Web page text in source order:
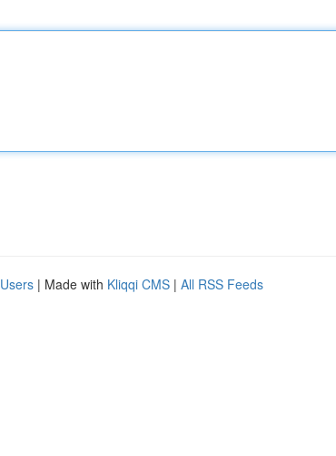
| Made with Kliqqi CMS | All RSS Feeds